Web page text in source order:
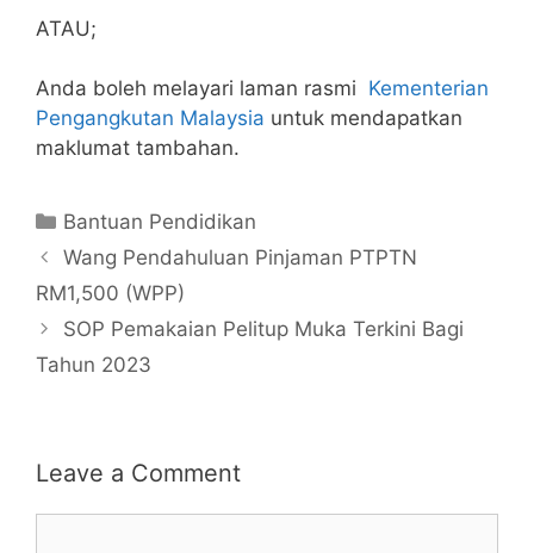
ATAU;
Anda boleh melayari laman rasmi Kementerian
Pengangkutan Malaysia untuk mendapatkan
maklumat tambahan.
Categories
Bantuan Pendidikan
Wang Pendahuluan Pinjaman PTPTN
RM1,500 (WPP)
SOP Pemakaian Pelitup Muka Terkini Bagi
Tahun 2023
Leave a Comment